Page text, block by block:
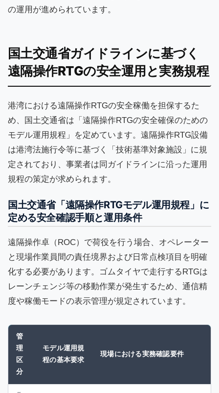
の運用が進められています。
国土交通省ガイドラインに基づく
遠隔操作RTGの安全運用と実務規程
港湾における遠隔操作RTGの安全稼働を担保するた
め、国土交通省は「遠隔操作RTGの安全確保のための
モデル運用規程」を定めています。遠隔操作RTG設備
は港湾法施行令等に基づく「技術基準対象施設」に規
定されており、事業者は同ガイドラインに沿った運用
規程の策定が求められます。
国土交通省「遠隔操作RTGモデル運用規程」に
定める安全確認手順と運用条件
遠隔操作卓（ROC）で荷役を行う場合、オペレーター
と現場作業員間の責任境界および日常点検項目を明確
化する必要があります。ゴムタイヤで走行するRTGは
レーンチェンジ等の移動作業が発生するため、通信精
度や稼働モードの表示管理が規定されています。
管
理
区
分
モデル運用規
程の基本要求
現場における実務確認要件